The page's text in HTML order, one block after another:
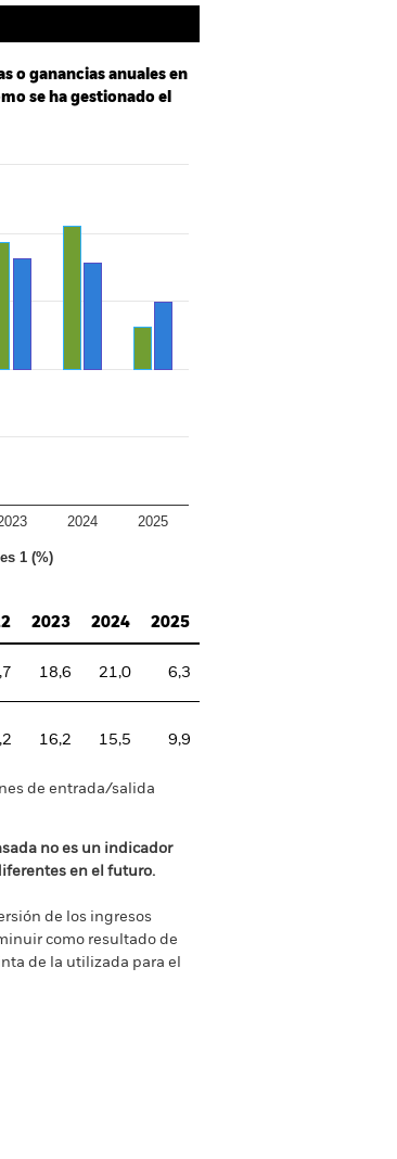
o ganancias anuales en
se ha gestionado el
1 (%)
2024 2025
2023 2024 2025
18,6 21,0 6,3
16,2 15,5 9,9
de entrada/salida
no es un indicador
en el futuro.
de los ingresos
como resultado de
de la utilizada para el